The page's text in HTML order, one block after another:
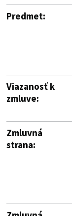
Predmet:
Viazanosť k
zmluve:
Zmluvná
strana: